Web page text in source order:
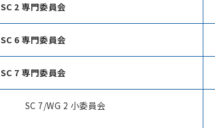
SC 2 専門委員会
SC 6 専門委員会
SC 7 専門委員会
SC 7/WG 2 小委員会